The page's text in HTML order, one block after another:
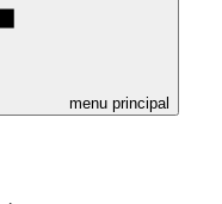
menu principal